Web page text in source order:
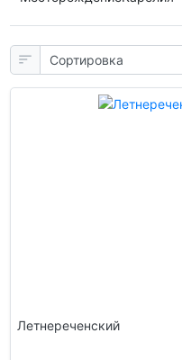
Летнереченский